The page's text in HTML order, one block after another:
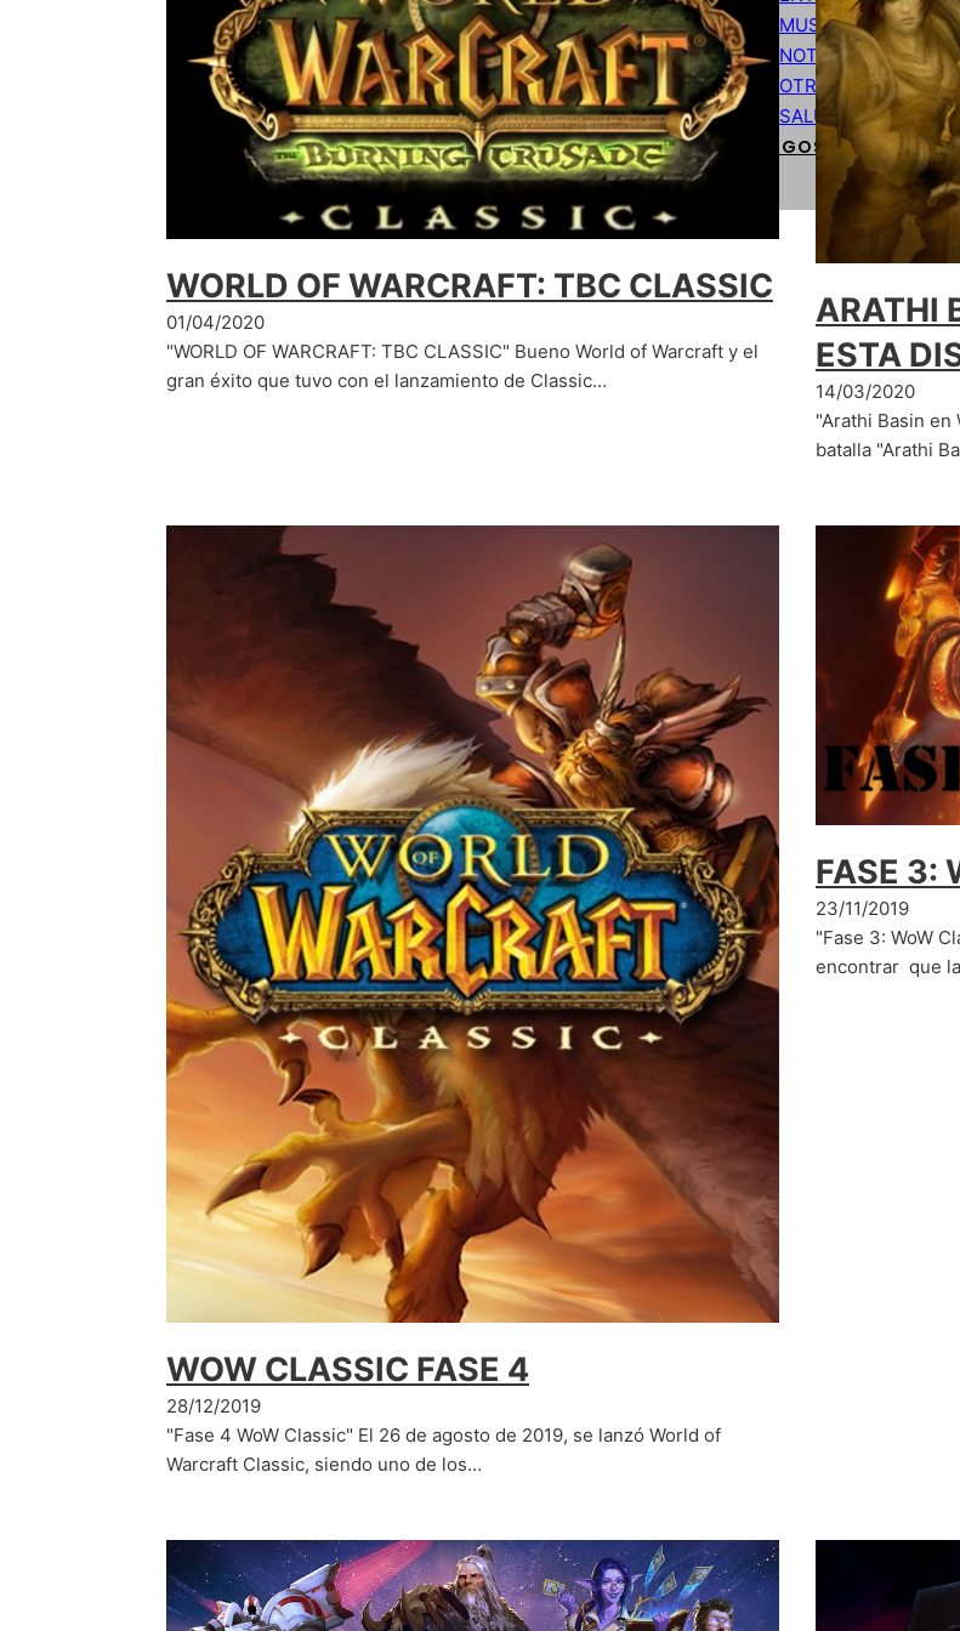
MUSICA
NOTICIAS
OTROS
SALUD
CÓDIGOS DE
WORLD OF WARCRAFT: TBC CLASSIC
01/04/2020
"WORLD OF WARCRAFT: TBC CLASSIC" Bueno World of Warcraft y el
gran éxito que tuvo con el lanzamiento de Classic…
ARATHI
ESTA
14/03/2020
"Arathi Basin en
batalla "Arathi
WOW CLASSIC FASE 4
28/12/2019
"Fase 4 WoW Classic" El 26 de agosto de 2019, se lanzó World of
Warcraft Classic, siendo uno de los…
FASE 3:
23/11/2019
"Fase 3: WoW
encontrar que